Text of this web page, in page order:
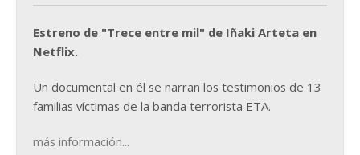
Estreno de "Trece entre mil" de Iñaki Arteta en
Netflix.
Un documental en él se narran los testimonios de 13
familias víctimas de la banda terrorista ETA.
más información...